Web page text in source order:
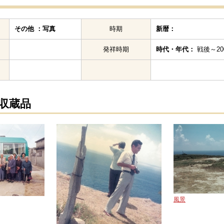
その他 ：写真 時期 新暦：
発祥時期 時代・年代： 戦後～
蔵品
風景